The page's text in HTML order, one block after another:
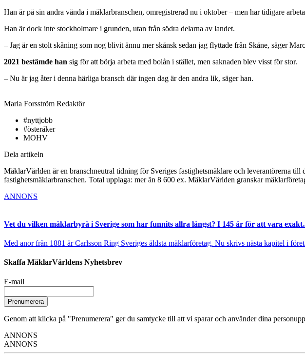
Han är på sin andra vända i mäklarbranschen, omregistrerad nu i oktober – men har tidigare
Han är dock inte stockholmare i grunden, utan från södra delarna av landet.
– Jag är en stolt skåning som nog blivit ännu mer skånsk sedan jag flyttade från Skåne, säger
2021 bestämde han sig för att börja arbeta med bolån i stället, men saknaden blev visst för stor.
– Nu är jag åter i denna härliga bransch där ingen dag är den andra lik, säger han.
Maria Forsström Redaktör
#nyttjobb
#österåker
MOHV
Dela artikeln
MäklarVärlden är en branschneutral tidning för Sveriges fastighetsmäklare och leverantörerna
fastighetsmäklarbranschen. Total upplaga: mer än 8 600 ex. MäklarVärlden granskar
ANNONS
Vet du vilken mäklarbyrå i Sverige som har funnits allra längst? I 145 år för att vara
Med anor från 1881 är Carlsson Ring Sveriges äldsta mäklarföretag. Nu skrivs nästa kapitel i
Skaffa MäklarVärldens Nyhetsbrev
E-mail
Prenumerera
Genom att klicka på "Prenumerera" ger du samtycke till att vi sparar och använder dina
ANNONS
ANNONS